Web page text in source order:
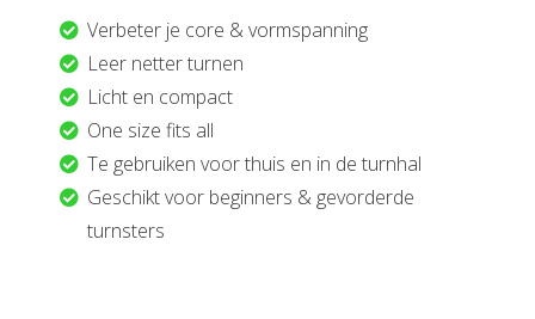
Verbeter je core & vormspanning
Leer netter turnen
Licht en compact
One size fits all
Te gebruiken voor thuis en in de turnhal
Geschikt voor beginners & gevorderde
turnsters